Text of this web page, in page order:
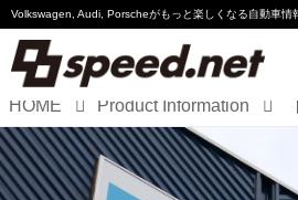
Volkswagen, Audi, Porscheがもっと楽しくなる自動車情
Audi
HOME Product Information